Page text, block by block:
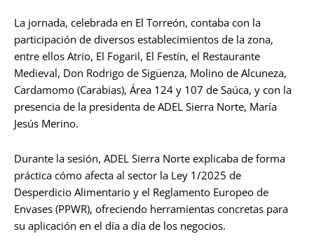
La jornada, celebrada en El Torreón, contaba con la
participación de diversos establecimientos de la zona,
entre ellos Atrio, El Fogaril, El Festín, el Restaurante
Medieval, Don Rodrigo de Sigüenza, Molino de Alcuneza,
Cardamomo (Carabias), Área 124 y 107 de Saúca, y con la
presencia de la presidenta de ADEL Sierra Norte, María
Jesús Merino.
Durante la sesión, ADEL Sierra Norte explicaba de forma
práctica cómo afecta al sector la Ley 1/2025 de
Desperdicio Alimentario y el Reglamento Europeo de
Envases (PPWR), ofreciendo herramientas concretas para
su aplicación en el día a día de los negocios.